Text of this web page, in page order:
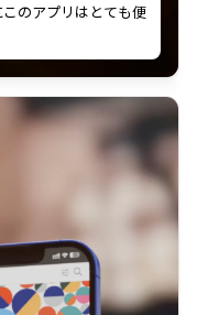
可能地域外からも見
ます！